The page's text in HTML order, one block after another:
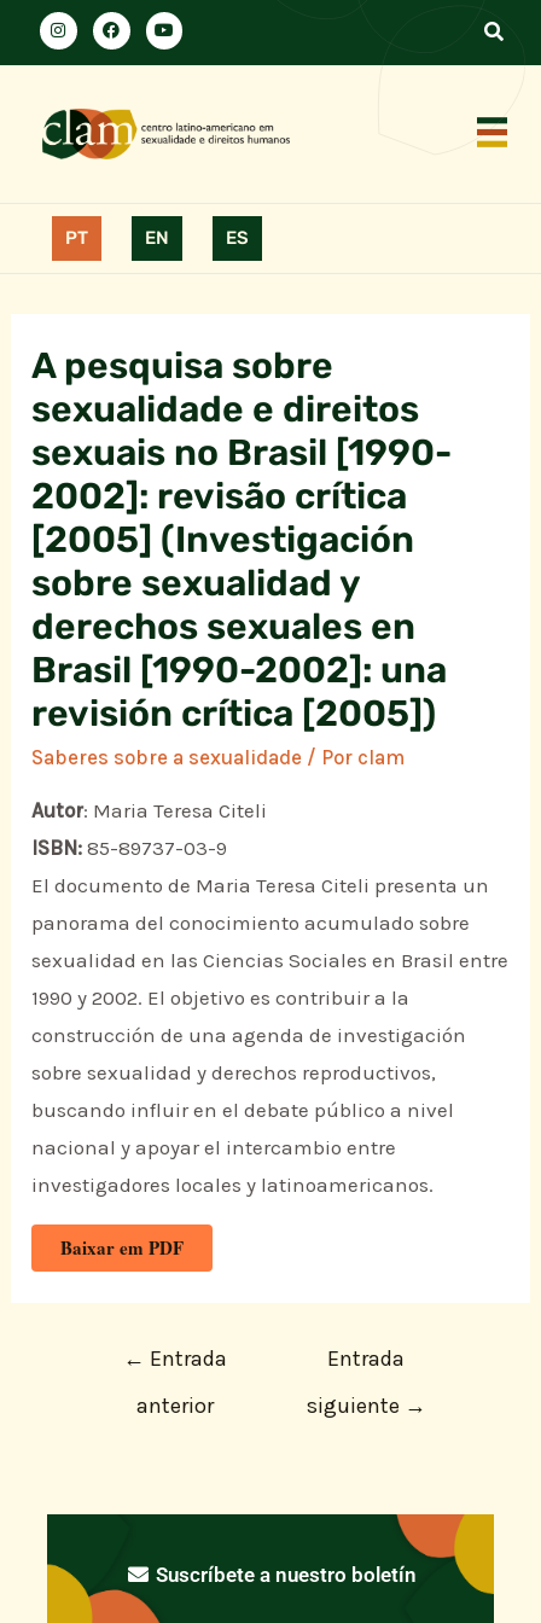
PT EN ES
A pesquisa sobre
sexualidade e direitos
sexuais no Brasil [1990-
2002]: revisão crítica
[2005] (Investigación
sobre sexualidad y
derechos sexuales en
Brasil [1990-2002]: una
revisión crítica [2005])
Saberes sobre a sexualidade / Por clam
Autor: Maria Teresa Citeli
ISBN: 85-89737-03-9
El documento de Maria Teresa Citeli presenta un
panorama del conocimiento acumulado sobre
sexualidad en las Ciencias Sociales en Brasil entre
1990 y 2002. El objetivo es contribuir a la
construcción de una agenda de investigación
sobre sexualidad y derechos reproductivos,
buscando influir en el debate público a nivel
nacional y apoyar el intercambio entre
investigadores locales y latinoamericanos.
Baixar em PDF
← Entrada
anterior
Entrada
siguiente →
Suscríbete a nuestro boletín